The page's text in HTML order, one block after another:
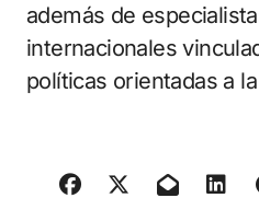
además de
internacionales
políticas orientadas a